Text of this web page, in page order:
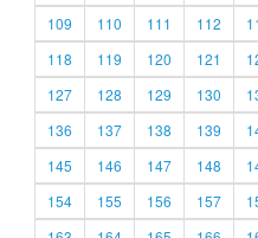
109
110 111 112
118
119 120 121
127
128 129 130
136
137 138 139
145
146 147 148
154
155 156 157